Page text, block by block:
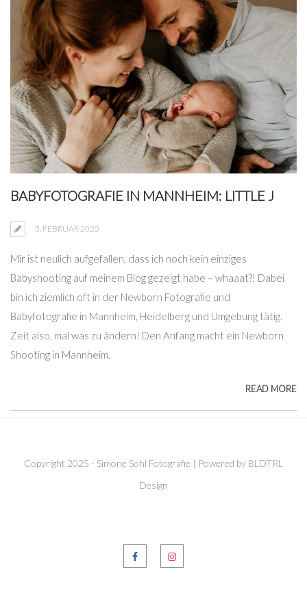
BABYFOTOGRAFIE IN MANNHEIM: LITTLE J
3. FEBRUAR 2020
Mir ist neulich aufgefallen, dass ich noch kein einziges
Babyshooting auf meinem Blog gezeigt habe – whaaat?! Dabei
bin ich ziemlich oft in der Newborn Fotografie und
Babyfotografie in Mannheim, Heidelberg und Umgebung tätig.
Zeit also, mal was zu ändern! Den Anfang macht ein Newborn
Shooting in Mannheim.
READ MORE
Copyright 2025 - Simone Sohl Fotografie | Powered by BLDTRL
Design